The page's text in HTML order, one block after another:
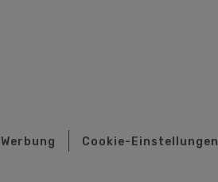
Werbung Cookie-Einstellungen